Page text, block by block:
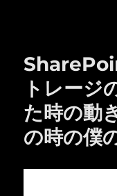
トレージ
た時の動
の時の僕